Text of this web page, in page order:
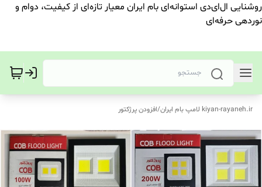
روشنایی ال‌ای‌دی استوانه‌ای بام ایران معیار تازه‌ای از کیفیت، دوام و
نوردهی حرفه‌ای
kiyan-rayaneh.ir لامپ بام ایران /افزودن پرژکتور